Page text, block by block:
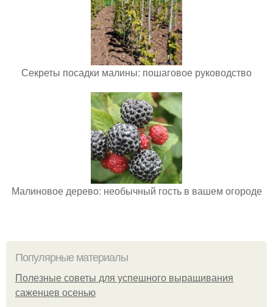
Секреты посадки малины: пошаговое руководство
Малиновое дерево: необычный гость в вашем огороде
Популярные материалы
Полезные советы для успешного выращивания
саженцев осенью